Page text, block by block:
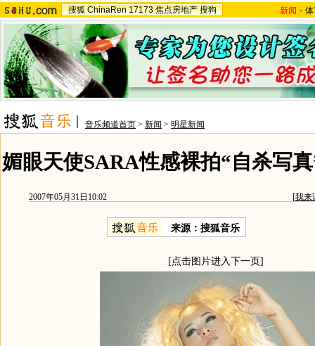
搜狐 ChinaRen 17173 焦点房地产 搜狗 新闻 -
音乐频道首页 > 新闻 > 明星新闻
媚眼天使SARA性感裸拍“自杀写
2007年05月31日10:02 [我来
来源：搜狐音乐
[点击图片进入下一页]